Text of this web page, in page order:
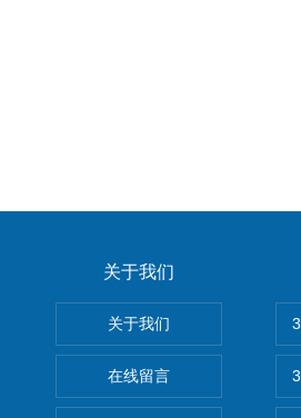
关于我们
关于我们
在线留言